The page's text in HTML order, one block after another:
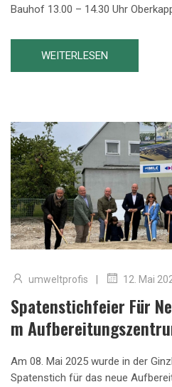
Bauhof 13.00 – 14.30 Uhr
WEITERLESEN
umweltprofis | 12. Mai
Spatenstichfeier Für
M
Am 08. Mai 2025 wurde in der
Spatenstich für das neue